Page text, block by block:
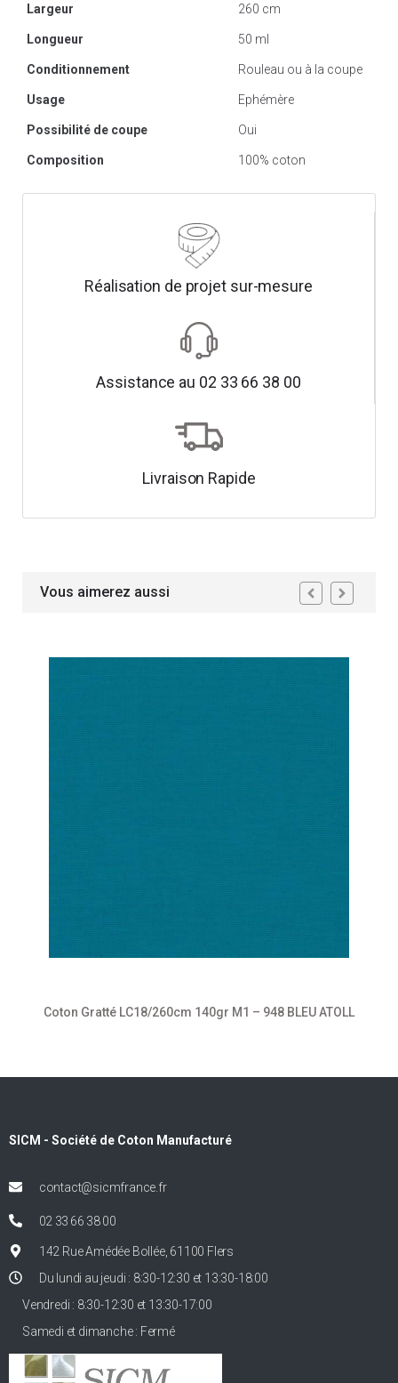
Largeur 260 cm
Longueur 50 ml
Conditionnement Rouleau ou à la coupe
Usage Ephémère
Possibilité de coupe Oui
Composition 100% coton
Réalisation de projet sur-mesure
Assistance au 02 33 66 38 00
Livraison Rapide
Vous aimerez aussi
Coton Gratté LC18/260cm 140gr M1 – 948 BLEU ATOLL
SICM - Société de Coton Manufacturé
contact@sicmfrance.fr
02 33 66 38 00
142 Rue Amédée Bollée, 61100 Flers
Du lundi au jeudi : 8:30-12:30 et 13:30-18:00
Vendredi : 8:30-12:30 et 13:30-17:00
Samedi et dimanche : Fermé